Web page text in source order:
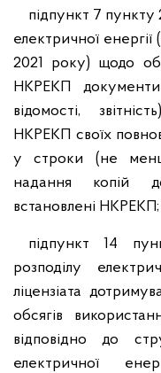
підпункт 7 пункту
електричної енергії
2021 року) щодо
НКРЕКП документи
відомості,
НКРЕКП своїх
у строки (не
надання копій
встановлені НКРЕКП;
підпункт 14
розподілу
ліцензіата
обсягів
відповідно до
електричної